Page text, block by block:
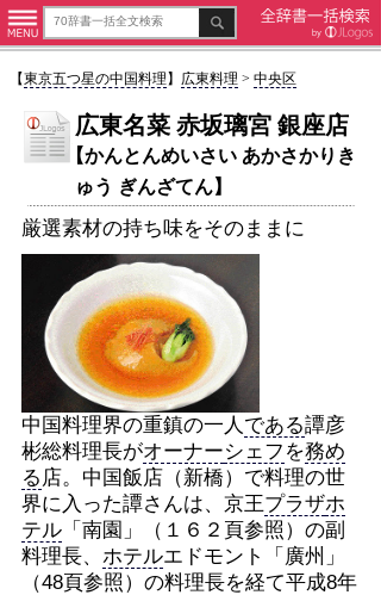
【東京五つ星の中国料理 】 広東料理 > 中央区
広東名菜 赤坂璃宮 銀座店
【かんとんめいさい あかさかりき
ゅう ぎんざてん】
厳選素材の持ち味をそのままに
中国料理界の重鎮の一人 である譚彦
彬総料理長がオーナーシェフ を務め
る 店。中国飯店（新橋）で料理の世
界に入った譚さんは、京王プラザホ
テル「南園」（１６２頁参照）の副
料理長、 ホテルエドモント「廣州」
（48頁参照）の料理長を経て平成8年